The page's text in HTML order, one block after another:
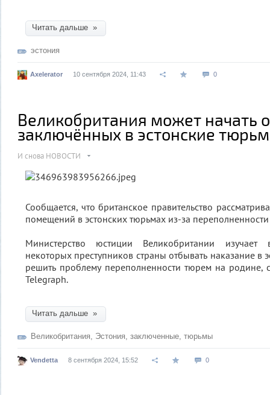
Читать дальше »
эстония
Axelerator 10 сентября 2024, 11:43 0
Великобритания может начать
заключённых в эстонские
И снова НОВОСТИ
Сообщается, что британское правительство
помещений в эстонских тюрьмах из-за
Министерство юстиции Великобритании изучает
некоторых преступников страны отбывать наказание в
решить проблему переполненности тюрем на родине,
Telegraph.
Читать дальше »
Великобритания, Эстония, заключенные, тюрьмы
Vendetta 8 сентября 2024, 15:52 0